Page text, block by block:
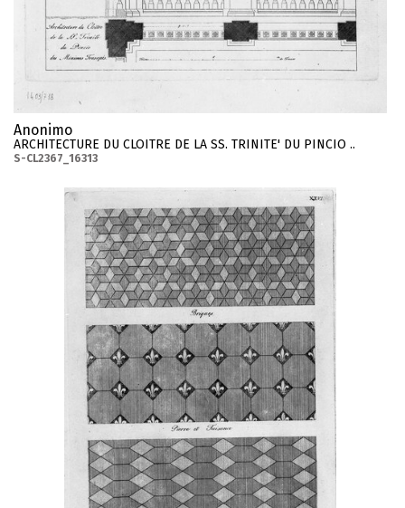
Anonimo
ARCHITECTURE DU CLOITRE DE LA SS. TRINITE' DU PINCIO ..
S-CL2367_16313